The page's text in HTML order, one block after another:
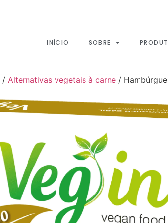
INÍCIO SOBRE
/ Alternativas vegetais à carne /